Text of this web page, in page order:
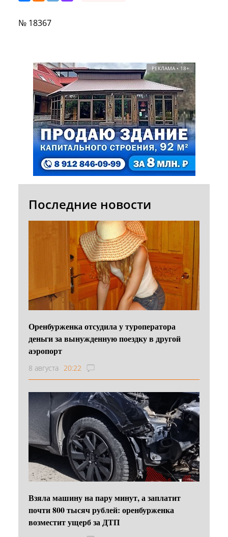
№ 18367
РЕКЛАМА • 18+
Последние новости
Оренбурженка отсудила у туроператора
деньги за вынужденную поездку в другой
аэропорт
8 августа 20:22
Взяла машину на пару минут, а заплатит
почти 800 тысяч рублей: оренбурженка
возместит ущерб за ДТП